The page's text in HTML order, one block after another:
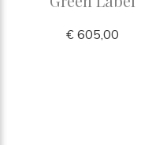
€ 605,00